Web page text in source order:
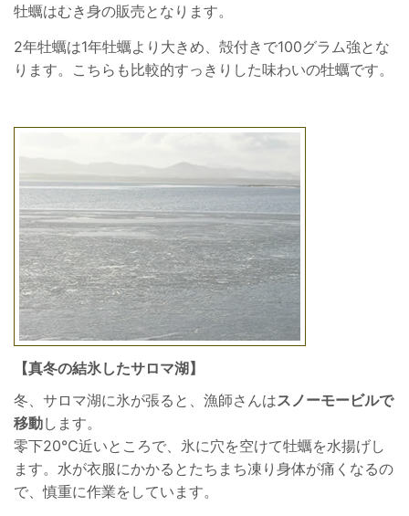
牡蠣はむき身の販売となります。
2年牡蠣は1年牡蠣より大きめ、殻付きで100グラム強とな
ります。こちらも比較的すっきりした味わいの牡蠣です。
【真冬の結氷したサロマ湖】
冬、サロマ湖に氷が張ると、漁師さんはスノーモービルで
移動します。
零下20℃近いところで、氷に穴を空けて牡蠣を水揚げし
ます。水が衣服にかかるとたちまち凍り身体が痛くなるの
で、慎重に作業をしています。